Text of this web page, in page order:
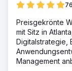
Preisgekrönte
mit Sitz in
Digitalstrategie,
Management